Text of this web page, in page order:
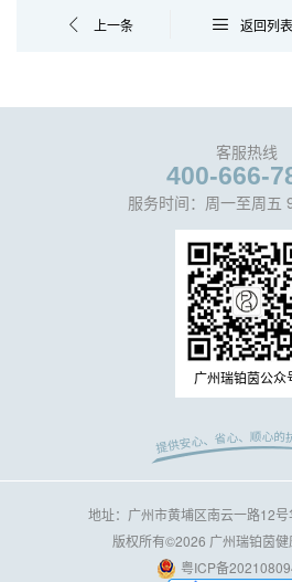
上一条 返回列表
客服热线
400-666-
服务时间：周一至周五
广州瑞铂茵公众
地址：广州市黄埔区南云一路12
版权所有©2026 广州瑞铂茵
粤ICP备